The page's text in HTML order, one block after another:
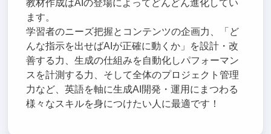
教材作成はAIの登場によってどんどん進化してい
ます。
学習者のニーズ把握とコンテンツの企画力、「ど
んな指示を出せばAIが正確に動くか」を設計・改
善する力、生成の仕組みを自動化しパフォーマン
スを計測する力、そして全体のプロジェクト管理
力など、英語を軸に生成AI開発・運用にまつわる
様々なスキルを身につけたい人に最適です！